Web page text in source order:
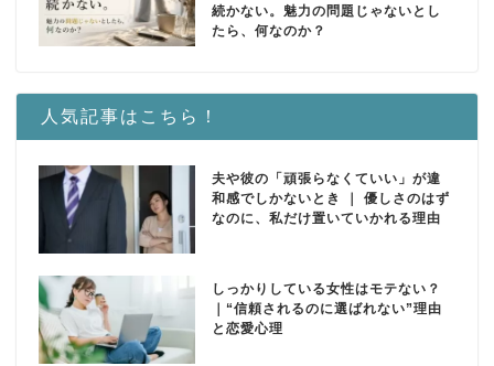
続かない。魅力の問題じゃないとし
たら、何なのか？
人気記事はこちら！
夫や彼の「頑張らなくていい」が違
和感でしかないとき ｜ 優しさのはず
なのに、私だけ置いていかれる理由
しっかりしている女性はモテない？
｜“信頼されるのに選ばれない”理由
と恋愛心理